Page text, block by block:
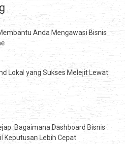
Anda Mengawasi Bisnis
Lokal yang Sukses Melejit Lewat
Bagaimana Dashboard Bisnis
Keputusan Lebih Cepat